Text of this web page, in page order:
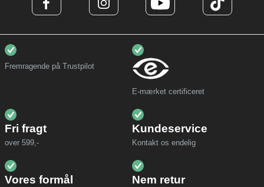
Fremragende på Trustpilot
E-mærket certificeret
Fri fragt
over 599,-
Kundeservice
Kontakt os endelig
Vores formål Nem retur